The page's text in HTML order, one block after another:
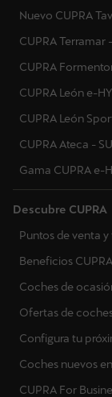
Nuevo CUPRA
CUPRA Terramar
CUPRA
CUPRA León e-
CUPRA León
CUPRA Ateca -
Gama CUPRA e-
Descubre CUPRA
Puntos de venta y
Beneficios
Coches de
Ofertas de
Configura tu
Coches nuevos
CUPRA For